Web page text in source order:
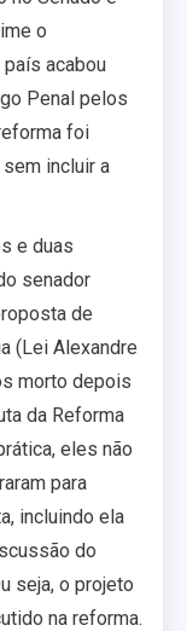
o
acabou
Penal pelos
foi
incluir a
e duas
senador
de
(Lei Alexandre
morto depois
da Reforma
eles não
para
incluindo ela
do
seja, o projeto
na reforma.